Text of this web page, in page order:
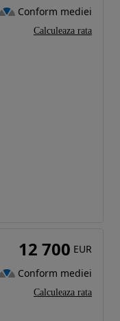
Conform mediei
Calculeaza rata
12 700 EUR
Conform mediei
Calculeaza rata